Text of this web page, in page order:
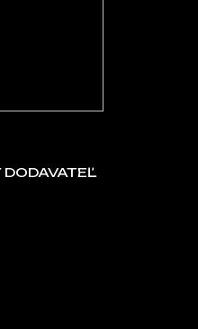
DODAVATEĽ